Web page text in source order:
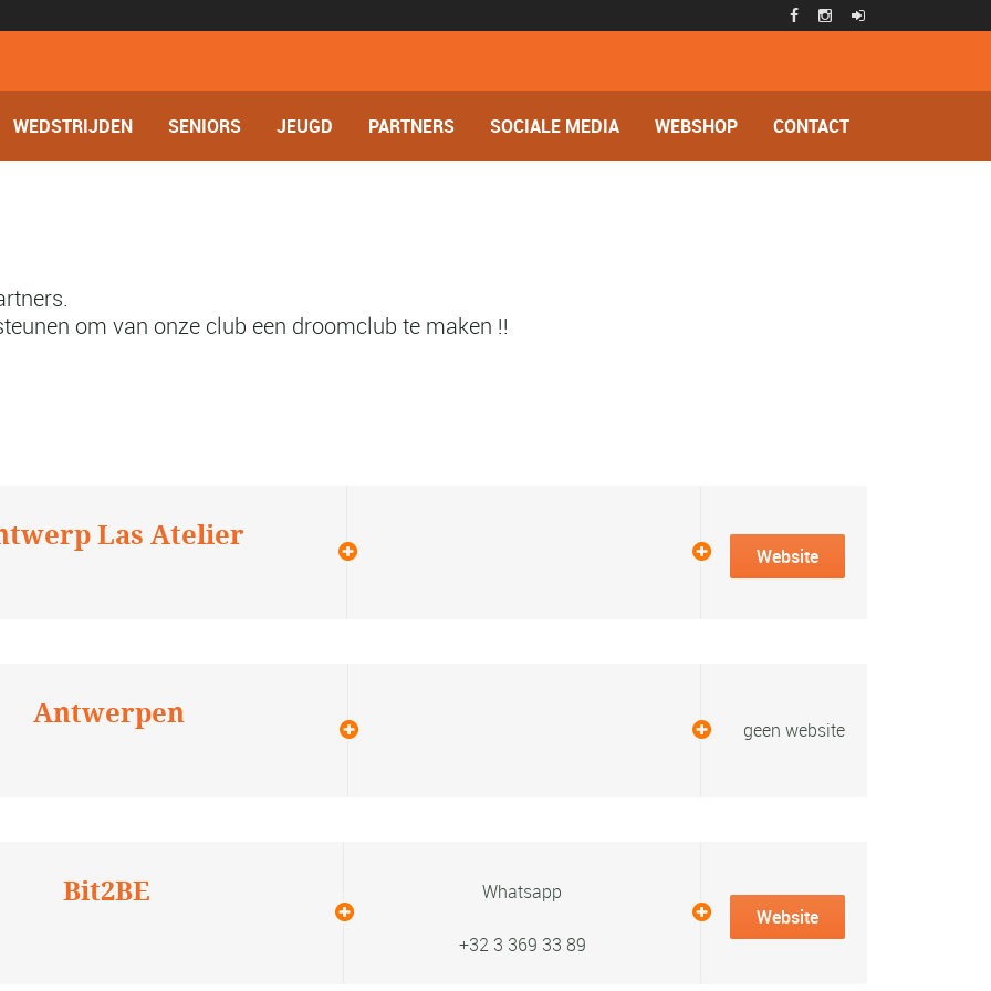
WEDSTRIJDEN SENIORS JEUGD PARTNERS SOCIALE MEDIA WEBSHOP CONTACT
om van onze club een droomclub te maken !!
Las Atelier
Website
Antwerpen geen website
Bit2BE Whatsapp
+32 3 369 33 89
Website